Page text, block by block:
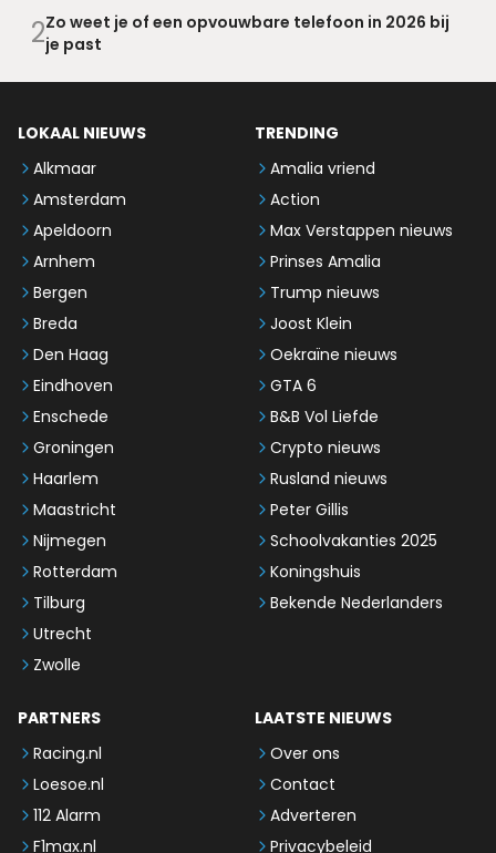
2Zo weet je of een opvouwbare telefoon in 2026 bij
je past
LOKAAL NIEUWS
Alkmaar
Amsterdam
Apeldoorn
Arnhem
Bergen
Breda
Den Haag
Eindhoven
Enschede
Groningen
Haarlem
Maastricht
Nijmegen
Rotterdam
Tilburg
Utrecht
Zwolle
TRENDING
Amalia vriend
Action
Max Verstappen nieuws
Prinses Amalia
Trump nieuws
Joost Klein
Oekraïne nieuws
GTA 6
B&B Vol Liefde
Crypto nieuws
Rusland nieuws
Peter Gillis
Schoolvakanties 2025
Koningshuis
Bekende Nederlanders
PARTNERS
Racing.nl
Loesoe.nl
112 Alarm
F1max.nl
LAATSTE NIEUWS
Over ons
Contact
Adverteren
Privacybeleid